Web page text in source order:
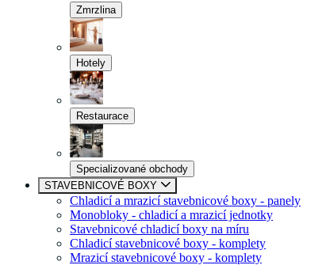
Zmrzlina
Hotely
Restaurace
Specializované obchody
STAVEBNICOVÉ BOXY
Chladicí a mrazicí stavebnicové boxy - panely
Monobloky - chladicí a mrazicí jednotky
Stavebnicové chladicí boxy na míru
Chladicí stavebnicové boxy - komplety
Mrazicí stavebnicové boxy - komplety